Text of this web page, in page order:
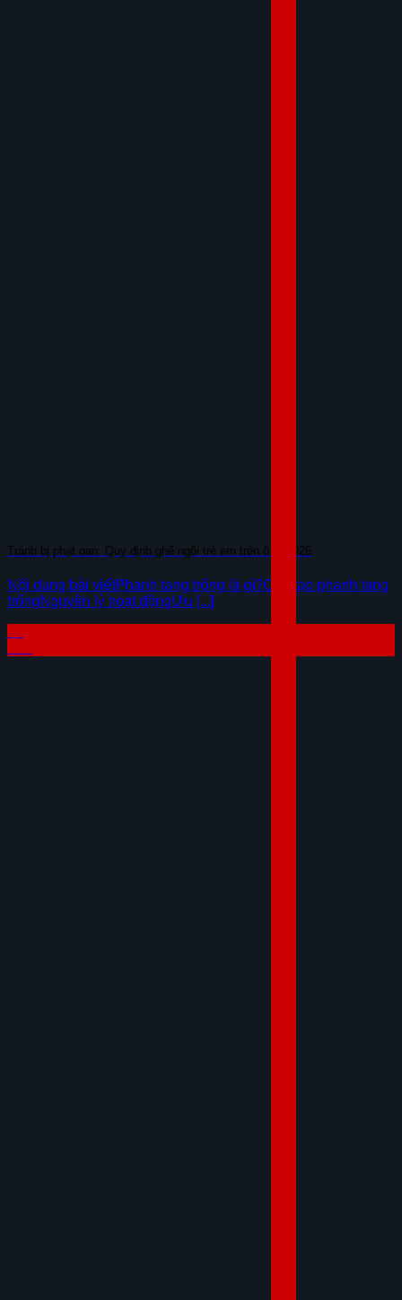
Tránh bị phạt oan: Quy định ghế ngồi trẻ em trên ô tô 2026
Nội dung bài viếtPhanh tang trống là gì?Cấu tạo phanh tang
trốngNguyên lý hoạt độngƯu [...]